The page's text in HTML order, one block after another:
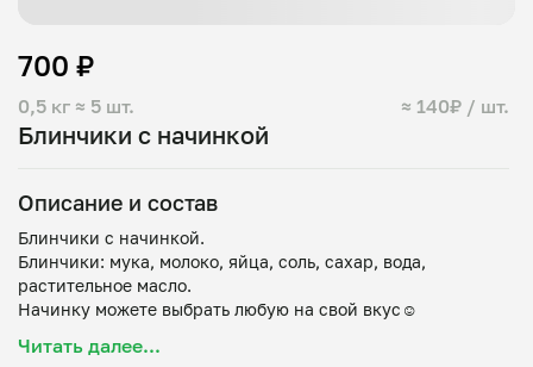
Блинчики с начинкой
0,5 кг ≈ 5 шт. ≈ 140₽ / шт.
700 ₽
Описание и состав
Блинчики с начинкой.
Блинчики: мука, молоко, яйца, соль, сахар, вода,
растительное масло.
Читать далее...